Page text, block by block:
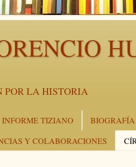
POR LA HISTORIA
INFORME TIZIANO
BIOGRAFÍA
Y COLABORACIONES